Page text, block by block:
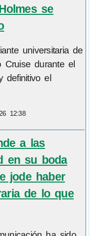
se
universitaria de
durante el
definitivo el
12:38
a las
en su boda
jode haber
de lo que